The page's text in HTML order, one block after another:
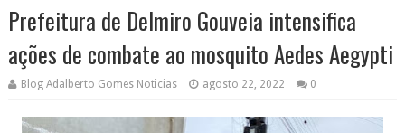
Prefeitura de Delmiro Gouveia intensifica
ações de combate ao mosquito Aedes Aegypti
Blog Adalberto Gomes Noticias agosto 22, 2022 0